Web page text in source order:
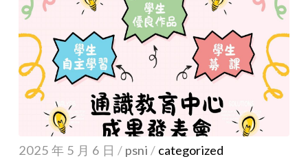
2025 年 5 月 6 日 / psni / categorized